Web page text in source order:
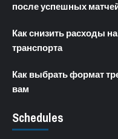
после успешных
Как снизить расходы
транспорта
Как выбрать формат
вам
Schedules